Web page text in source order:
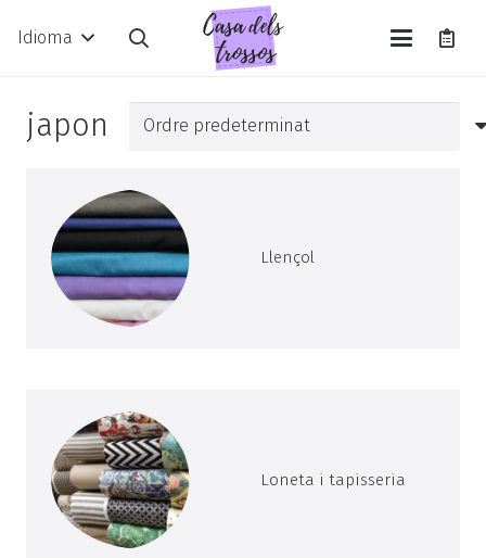
Idioma
japon
Llençol
Loneta i tapisseria